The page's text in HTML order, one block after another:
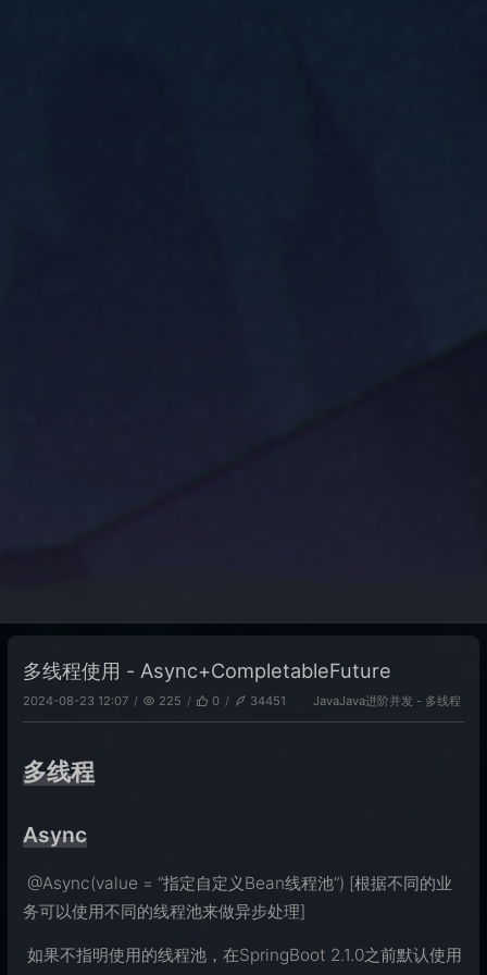
多线程使用 - Async+CompletableFuture
2024-08-23 12:07 225 0 34451 JavaJava进阶并发 - 多线程
多线程
Async
​ @Async(value = “指定自定义Bean线程池”) [根据不同的业
务可以使用不同的线程池来做异步处理]
​ 如果不指明使用的线程池，在SpringBoot 2.1.0之前默认使用